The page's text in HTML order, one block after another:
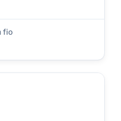
fio